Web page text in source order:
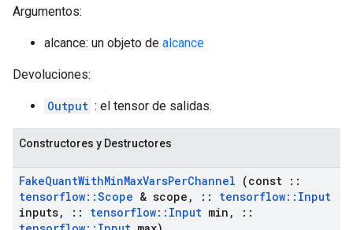
Argumentos:
alcance: un objeto de alcance
Devoluciones:
Output : el tensor de salidas.
Constructores y Destructores
FakeQuantWithMinMaxVarsPerChannel (const ::
tensorflow::Scope & scope , :: tensorflow:: Input
inputs, :: tensorflow:: Input min ,
::